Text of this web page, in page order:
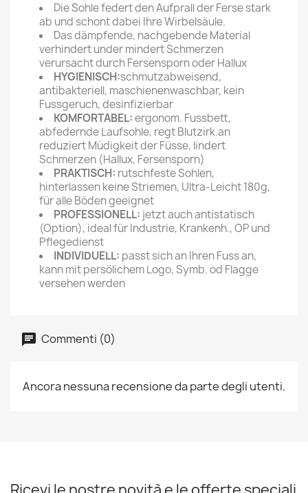
Die Sohle federt den Aufprall der Ferse stark
ab und schont dabei Ihre Wirbelsäule.
Das dämpfende, nachgebende Material
verhindert under mindert Schmerzen
verursacht durch Fersensporn oder Hallux
HYGIENISCH:schmutzabweisend,
antibakteriell, maschienenwaschbar, kein
Fussgeruch, desinfizierbar
KOMFORTABEL:ergonom. Fussbett,
abfedernde Laufsohle, regt Blutzirk.an
reduziert Müdigkeit der Füsse, lindert
Schmerzen (Hallux, Fersensporn)
PRAKTISCH: rutschfeste Sohlen,
hinterlassen keine Striemen, Ultra-Leicht 180g,
für alle Böden geeignet
PROFESSIONELL: jetzt auch antistatisch
(Option), ideal für Industrie, Krankenh., OP und
Pflegedienst
INDIVIDUELL: passt sich an Ihren Fuss an,
kann mit persölichem Logo, Symb. od Flagge
versehen werden
Commenti (0)
Ancora nessuna recensione da parte degli utenti.